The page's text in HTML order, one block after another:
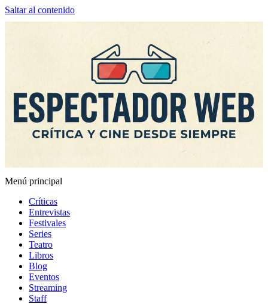
Saltar al contenido
Espectador Web
Menú principal
Críticas
Entrevistas
Festivales
Series
Teatro
Libros
Blog
Eventos
Streaming
Staff